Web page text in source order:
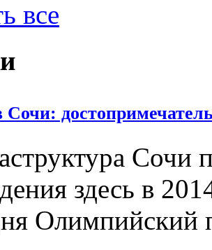
все
Сочи
здесь в
Олимпийский